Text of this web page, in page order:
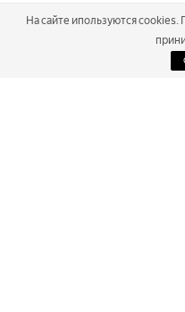
На сайте ипользуются cookies.